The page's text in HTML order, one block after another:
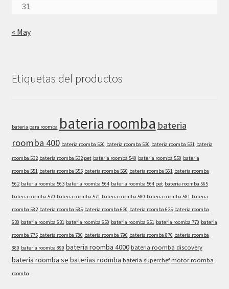
31
« May
Etiquetas del productos
bateria para roomba bateria roomba bateria
roomba 400 bateria roomba 520 bateria roomba 530 bateria roomba 531 bateria
roomba 532 bateria roomba 532 pet bateria roomba 540 bateria roomba 550 bateria
roomba 551 bateria roomba 555 bateria roomba 560 bateria roomba 561 bateria roomba
562 bateria roomba 563 bateria roomba 564 bateria roomba 564 pet bateria roomba 565
bateria roomba 570 bateria roomba 571 bateria roomba 580 bateria roomba 581 bateria
roomba 582 bateria roomba 585 bateria roomba 620 bateria roomba 625 bateria roomba
630 bateria roomba 631 bateria roomba 650 bateria roomba 651 bateria roomba 770 bateria
roomba 775 bateria roomba 780 bateria roomba 790 bateria roomba 870 bateria roomba
880 bateria roomba 890 bateria roomba 4000 bateria roomba discovery
bateria roomba se baterias roomba bateria superchef motor roomba
roomba